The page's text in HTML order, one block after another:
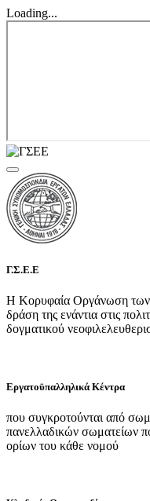
Loading...
Γ.Σ.Ε.Ε
Η Κορυφαία Οργάνωση των
δράση της ενάντια στις
δογματικού
Εργατοϋπαλληλικά Κέντρα
που συγκροτούνται από
πανελλαδικών σωματείων
ορίων του κάθε νομού